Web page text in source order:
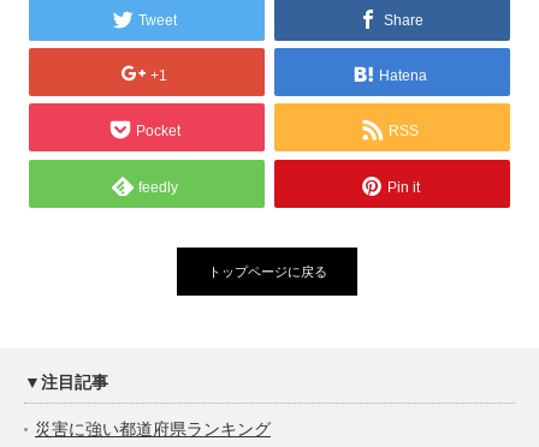
Tweet Share
+1 Hatena
Pocket RSS
feedly Pin it
トップページに戻る
▼注目記事
災害に強い都道府県ランキング